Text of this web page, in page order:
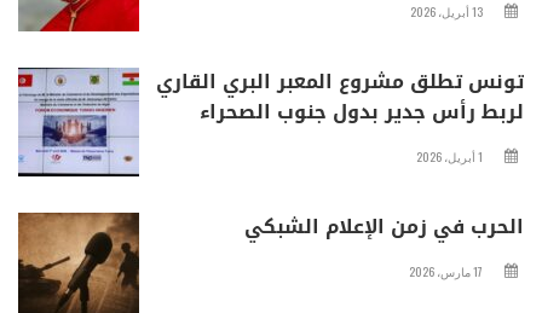
13 أبريل، 2026
تونس تطلق مشروع المعبر البري القاري
لربط رأس جدير بدول جنوب الصحراء
1 أبريل، 2026
الحرب في زمن الإعلام الشبكي
17 مارس، 2026